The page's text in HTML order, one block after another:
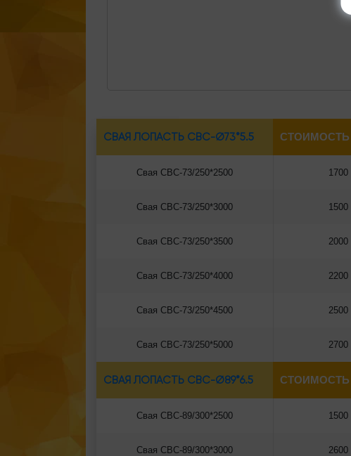
СВАЯ ЛОПАСТЬ СВС-Ø73*5.5 СТОИМОСТЬ
Свая СВС-73/250*2500 1700
Свая СВС-73/250*3000 1500
Свая СВС-73/250*3500 2000
Свая СВС-73/250*4000 2200
Свая СВС-73/250*4500 2500
Свая СВС-73/250*5000 2700
СВАЯ ЛОПАСТЬ СВС-Ø89*6.5 СТОИМОСТЬ
Свая СВС-89/300*2500 1500
Свая СВС-89/300*3000 2600